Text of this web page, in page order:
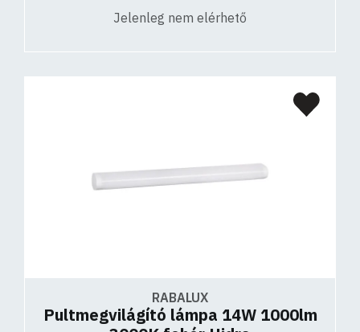
Jelenleg nem elérhető
RABALUX
Pultmegvilágító lámpa 14W 1000lm